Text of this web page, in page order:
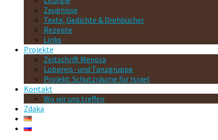
Zeugnisse
Texte, Gedichte & Drehbücher
Rezepte
Links
Projekte
Zeitschrift Menora
Lobpreis- und Tanzgruppe
Projekt: Schutzräume für Israel
Kontakt
Wo wir uns treffen
Zdaka